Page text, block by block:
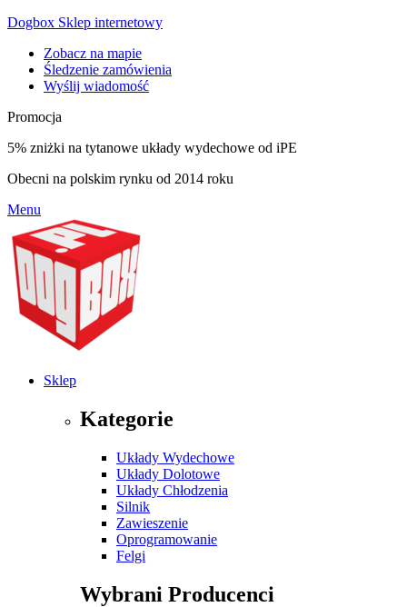
Dogbox Sklep internetowy
Zobacz na mapie
Śledzenie zamówienia
Wyślij wiadomość
Promocja
5% zniżki na tytanowe układy wydechowe od iPE
Obecni na polskim rynku od 2014 roku
Menu
Sklep
Kategorie
Układy Wydechowe
Układy Dolotowe
Układy Chłodzenia
Silnik
Zawieszenie
Oprogramowanie
Felgi
Wybrani Producenci